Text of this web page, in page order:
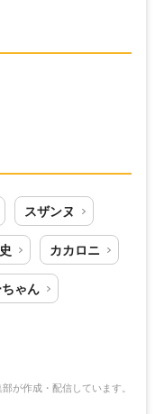
スザンヌ
カカロニ
ゃん
が作成・配信しています。